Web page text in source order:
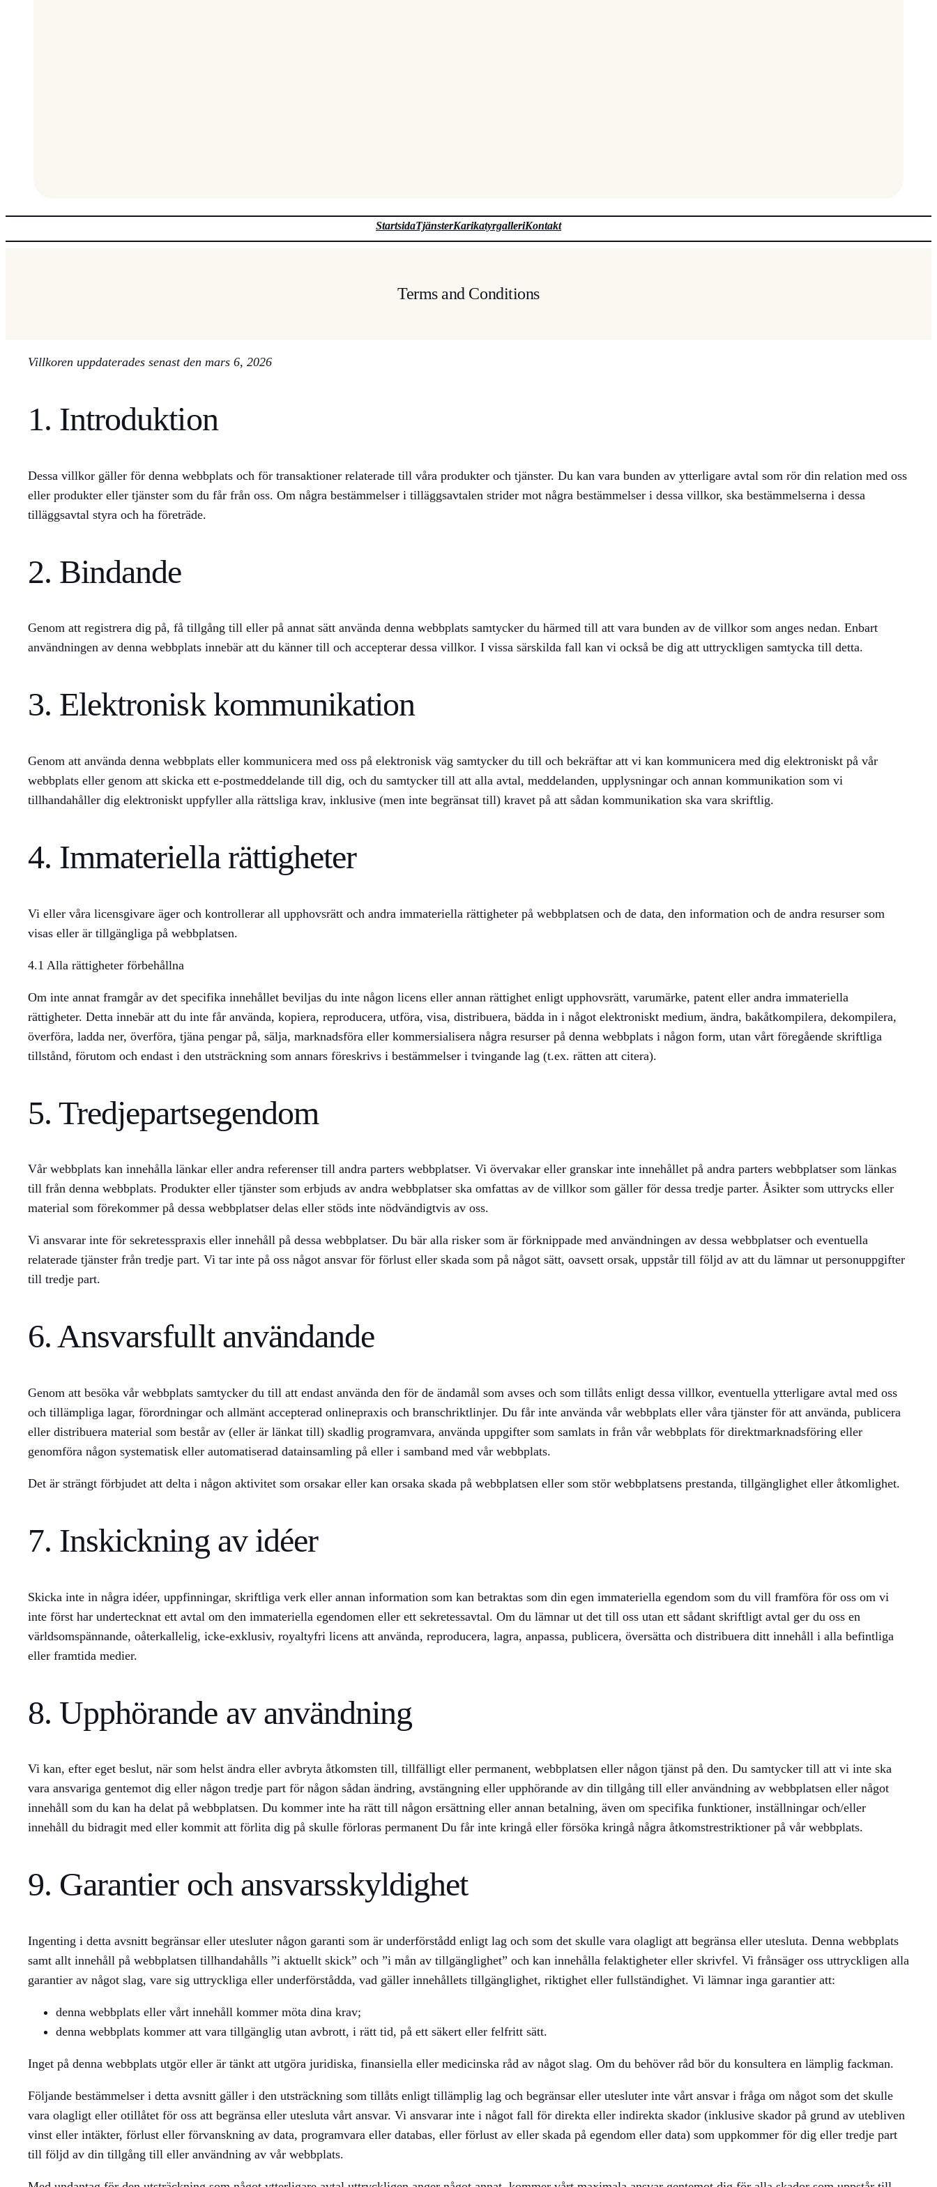
StartsidaTjänsterKarikatyrgalleriKontakt
Terms and Conditions
Villkoren uppdaterades senast den mars 6, 2026
1. Introduktion
Dessa villkor gäller för denna webbplats och för transaktioner relaterade till våra produkter och tjänster. Du kan vara bunden av ytterligare avtal som rör din relation med oss
eller produkter eller tjänster som du får från oss. Om några bestämmelser i tilläggsavtalen strider mot några bestämmelser i dessa villkor, ska bestämmelserna i dessa
tilläggsavtal styra och ha företräde.
2. Bindande
Genom att registrera dig på, få tillgång till eller på annat sätt använda denna webbplats samtycker du härmed till att vara bunden av de villkor som anges nedan. Enbart
användningen av denna webbplats innebär att du känner till och accepterar dessa villkor. I vissa särskilda fall kan vi också be dig att uttryckligen samtycka till detta.
3. Elektronisk kommunikation
Genom att använda denna webbplats eller kommunicera med oss på elektronisk väg samtycker du till och bekräftar att vi kan kommunicera med dig elektroniskt på vår
webbplats eller genom att skicka ett e-postmeddelande till dig, och du samtycker till att alla avtal, meddelanden, upplysningar och annan kommunikation som vi
tillhandahåller dig elektroniskt uppfyller alla rättsliga krav, inklusive (men inte begränsat till) kravet på att sådan kommunikation ska vara skriftlig.
4. Immateriella rättigheter
Vi eller våra licensgivare äger och kontrollerar all upphovsrätt och andra immateriella rättigheter på webbplatsen och de data, den information och de andra resurser som
visas eller är tillgängliga på webbplatsen.
4.1 Alla rättigheter förbehållna
Om inte annat framgår av det specifika innehållet beviljas du inte någon licens eller annan rättighet enligt upphovsrätt, varumärke, patent eller andra immateriella
rättigheter. Detta innebär att du inte får använda, kopiera, reproducera, utföra, visa, distribuera, bädda in i något elektroniskt medium, ändra, bakåtkompilera, dekompilera,
överföra, ladda ner, överföra, tjäna pengar på, sälja, marknadsföra eller kommersialisera några resurser på denna webbplats i någon form, utan vårt föregående skriftliga
tillstånd, förutom och endast i den utsträckning som annars föreskrivs i bestämmelser i tvingande lag (t.ex. rätten att citera).
5. Tredjepartsegendom
Vår webbplats kan innehålla länkar eller andra referenser till andra parters webbplatser. Vi övervakar eller granskar inte innehållet på andra parters webbplatser som länkas
till från denna webbplats. Produkter eller tjänster som erbjuds av andra webbplatser ska omfattas av de villkor som gäller för dessa tredje parter. Åsikter som uttrycks eller
material som förekommer på dessa webbplatser delas eller stöds inte nödvändigtvis av oss.
Vi ansvarar inte för sekretesspraxis eller innehåll på dessa webbplatser. Du bär alla risker som är förknippade med användningen av dessa webbplatser och eventuella
relaterade tjänster från tredje part. Vi tar inte på oss något ansvar för förlust eller skada som på något sätt, oavsett orsak, uppstår till följd av att du lämnar ut personuppgifter
till tredje part.
6. Ansvarsfullt användande
Genom att besöka vår webbplats samtycker du till att endast använda den för de ändamål som avses och som tillåts enligt dessa villkor, eventuella ytterligare avtal med oss
och tillämpliga lagar, förordningar och allmänt accepterad onlinepraxis och branschriktlinjer. Du får inte använda vår webbplats eller våra tjänster för att använda, publicera
eller distribuera material som består av (eller är länkat till) skadlig programvara, använda uppgifter som samlats in från vår webbplats för direktmarknadsföring eller
genomföra någon systematisk eller automatiserad datainsamling på eller i samband med vår webbplats.
Det är strängt förbjudet att delta i någon aktivitet som orsakar eller kan orsaka skada på webbplatsen eller som stör webbplatsens prestanda, tillgänglighet eller åtkomlighet.
7. Inskickning av idéer
Skicka inte in några idéer, uppfinningar, skriftliga verk eller annan information som kan betraktas som din egen immateriella egendom som du vill framföra för oss om vi
inte först har undertecknat ett avtal om den immateriella egendomen eller ett sekretessavtal. Om du lämnar ut det till oss utan ett sådant skriftligt avtal ger du oss en
världsomspännande, oåterkallelig, icke-exklusiv, royaltyfri licens att använda, reproducera, lagra, anpassa, publicera, översätta och distribuera ditt innehåll i alla befintliga
eller framtida medier.
8. Upphörande av användning
Vi kan, efter eget beslut, när som helst ändra eller avbryta åtkomsten till, tillfälligt eller permanent, webbplatsen eller någon tjänst på den. Du samtycker till att vi inte ska
vara ansvariga gentemot dig eller någon tredje part för någon sådan ändring, avstängning eller upphörande av din tillgång till eller användning av webbplatsen eller något
innehåll som du kan ha delat på webbplatsen. Du kommer inte ha rätt till någon ersättning eller annan betalning, även om specifika funktioner, inställningar och/eller
innehåll du bidragit med eller kommit att förlita dig på skulle förloras permanent Du får inte kringå eller försöka kringå några åtkomstrestriktioner på vår webbplats.
9. Garantier och ansvarsskyldighet
Ingenting i detta avsnitt begränsar eller utesluter någon garanti som är underförstådd enligt lag och som det skulle vara olagligt att begränsa eller utesluta. Denna webbplats
samt allt innehåll på webbplatsen tillhandahålls ”i aktuellt skick” och ”i mån av tillgänglighet” och kan innehålla felaktigheter eller skrivfel. Vi frånsäger oss uttryckligen alla
garantier av något slag, vare sig uttryckliga eller underförstådda, vad gäller innehållets tillgänglighet, riktighet eller fullständighet. Vi lämnar inga garantier att:
denna webbplats eller vårt innehåll kommer möta dina krav;
denna webbplats kommer att vara tillgänglig utan avbrott, i rätt tid, på ett säkert eller felfritt sätt.
Inget på denna webbplats utgör eller är tänkt att utgöra juridiska, finansiella eller medicinska råd av något slag. Om du behöver råd bör du konsultera en lämplig fackman.
Följande bestämmelser i detta avsnitt gäller i den utsträckning som tillåts enligt tillämplig lag och begränsar eller utesluter inte vårt ansvar i fråga om något som det skulle
vara olagligt eller otillåtet för oss att begränsa eller utesluta vårt ansvar. Vi ansvarar inte i något fall för direkta eller indirekta skador (inklusive skador på grund av utebliven
vinst eller intäkter, förlust eller förvanskning av data, programvara eller databas, eller förlust av eller skada på egendom eller data) som uppkommer för dig eller tredje part
till följd av din tillgång till eller användning av vår webbplats.